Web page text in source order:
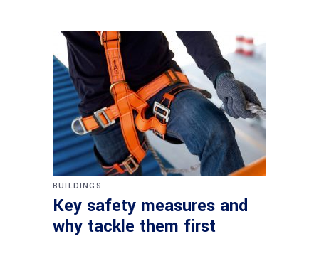
BUILDINGS
Key safety measures and
why tackle them first